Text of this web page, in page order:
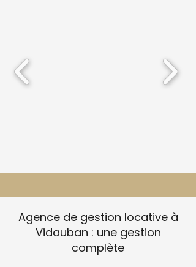
Agence de gestion locative à
Vidauban : une gestion
complète